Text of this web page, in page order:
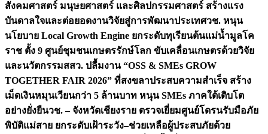
สังคมศาสตร์ มนุษยศาสตร์ และศิลปกรรมศาสตร์ สร้างแรง
บันดาลใจและต่อยอดงานวิจัยสู่การพัฒนาประเทศวช. หนุน
นโยบาย Local Growth Engine ยกระดับทุเรียนต้นแม่น้ำมูลโค
ราช ตั้ง 9 ศูนย์ชุมชนเกษตรรักษ์โลก ขับเคลื่อนเกษตรด้วยวิจัย
และนวัตกรรมสสว. ปลื้มงาน “OSS & SMEs GROW
TOGETHER FAIR 2026” ที่สงขลาประสบความสำเร็จ สร้าง
เม็ดเงินหมุนเวียนกว่า 5 ล้านบาท หนุน SMEs ภาคใต้เติบโต
อย่างยั่งยืนวช. – จังหวัดเชียงราย ตรวจเยี่ยมศูนย์โดรนรับมือภัย
พิบัติแม่สาย ยกระดับเฝ้าระวัง–ช่วยเหลือผู้ประสบภัยด้วย